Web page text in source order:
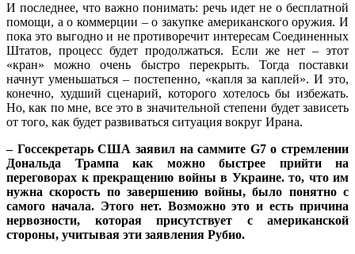
И последнее, что важно понимать: речь идет не о бесплатной
помощи, а о коммерции – о закупке американского оружия. И
пока это выгодно и не противоречит интересам Соединенных
Штатов, процесс будет продолжаться. Если же нет – этот
«кран» можно очень быстро перекрыть. Тогда поставки
начнут уменьшаться – постепенно, «капля за каплей». И это,
конечно, худший сценарий, которого хотелось бы избежать.
Но, как по мне, все это в значительной степени будет зависеть
от того, как будет развиваться ситуация вокруг Ирана.
– Госсекретарь США заявил на саммите G7 о стремлении
Дональда Трампа как можно быстрее прийти на
переговорах к прекращению войны в Украине. то, что им
нужна скорость по завершению войны, было понятно с
самого начала. Этого нет. Возможно это и есть причина
нервозности, которая присутствует с американской
стороны, учитывая эти заявления Рубио.